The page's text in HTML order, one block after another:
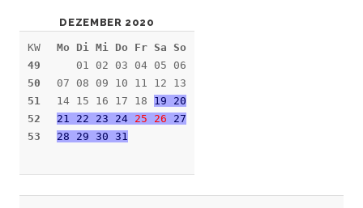
DEZEMBER 2020
KW
49
50
51
52
53
Mo Di Mi Do Fr Sa So
01 02 03 04 05 06
07 08 09 10 11 12 13
14 15 16 17 18 19 20
21 22 23 24 25 26 27
28 29 30 31